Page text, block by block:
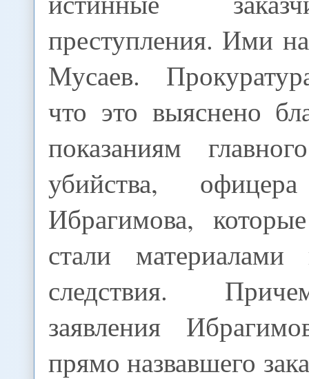
преступления. Ими
Мусаев.
что это выяснено
показаниям
убийства,
Ибрагимова,
стали материалами
следствия.
заявления
прямо назвавшего